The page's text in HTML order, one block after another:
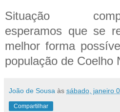
Situação
esperamos que se
melhor forma
população de Coelho
João de Sousa às sábado, janeiro
Compartilhar